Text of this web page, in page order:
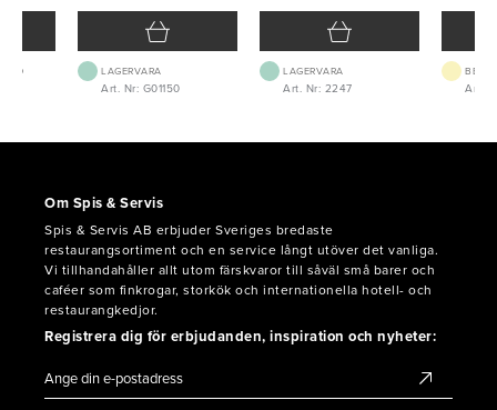
1-2D LAGERVARA
Art. Nr: G01150
LAGERVARA
Art. Nr: 2247 Art.
Om Spis & Servis
Spis & Servis AB erbjuder Sveriges bredaste
restaurangsortiment och en service långt utöver det vanliga.
Vi tillhandahåller allt utom färskvaror till såväl små barer och
caféer som finkrogar, storkök och internationella hotell- och
restaurangkedjor.
Registrera dig för erbjudanden, inspiration och nyheter: